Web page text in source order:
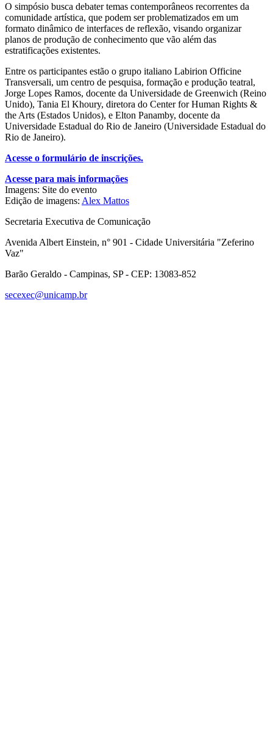
O simpósio busca debater temas contemporâneos recorrentes da
comunidade artística, que podem ser problematizados em um
formato dinâmico de interfaces de reflexão, visando organizar
planos de produção de conhecimento que vão além das
estratificações existentes.
Entre os participantes estão o grupo italiano Labirion Officine
Transversali, um centro de pesquisa, formação e produção teatral,
Jorge Lopes Ramos, docente da Universidade de Greenwich (Reino
Unido), Tania El Khoury, diretora do Center for Human Rights &
the Arts (Estados Unidos), e Elton Panamby, docente da
Universidade Estadual do Rio de Janeiro (Universidade Estadual do
Rio de Janeiro).
Acesse o formulário de inscrições.
Acesse para mais informações
Imagens: Site do evento
Edição de imagens: Alex Mattos
Secretaria Executiva de Comunicação
Avenida Albert Einstein, n° 901 - Cidade Universitária "Zeferino
Vaz"
Barão Geraldo - Campinas, SP - CEP: 13083-852
secexec@unicamp.br